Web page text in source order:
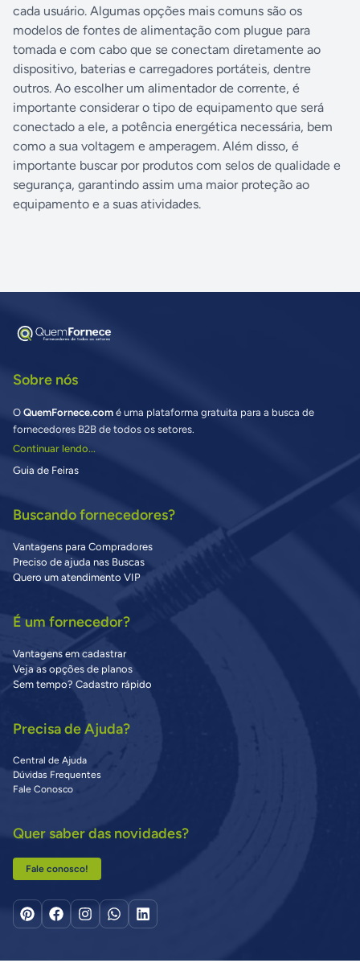
cada usuário. Algumas opções mais comuns são os
modelos de fontes de alimentação com plugue para
tomada e com cabo que se conectam diretamente ao
dispositivo, baterias e carregadores portáteis, dentre
outros. Ao escolher um alimentador de corrente, é
importante considerar o tipo de equipamento que será
conectado a ele, a potência energética necessária, bem
como a sua voltagem e amperagem. Além disso, é
importante buscar por produtos com selos de qualidade e
segurança, garantindo assim uma maior proteção ao
equipamento e a suas atividades.
Sobre nós
O QuemFornece.com é uma plataforma gratuita para a busca de
fornecedores B2B de todos os setores.
Continuar lendo...
Guia de Feiras
Buscando fornecedores?
Vantagens para Compradores
Preciso de ajuda nas Buscas
Quero um atendimento VIP
É um fornecedor?
Vantagens em cadastrar
Veja as opções de planos
Sem tempo? Cadastro rápido
Precisa de Ajuda?
Central de Ajuda
Dúvidas Frequentes
Fale Conosco
Quer saber das novidades?
Fale conosco!